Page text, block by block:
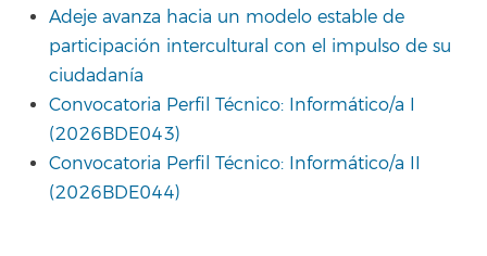
Adeje avanza hacia un modelo estable de
participación intercultural con el impulso de su
ciudadanía
Convocatoria Perfil Técnico: Informático/a I
(2026BDE043)
Convocatoria Perfil Técnico: Informático/a II
(2026BDE044)